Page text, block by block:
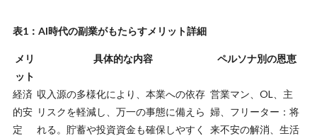
表1：AI時代の副業がもたらすメリット詳細
メリ
ット
具体的な内容 ペルソナ別の恩恵
経済
的安
定
収入源の多様化により、本業への依存
リスクを軽減し、万一の事態に備えら
れる。貯蓄や投資資金も確保しやすく
営業マン、OL、主
婦、フリーター：将
来不安の解消、生活